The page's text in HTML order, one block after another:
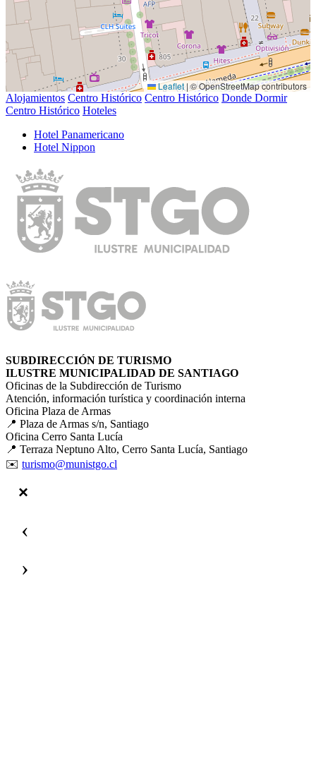
Leaflet |© OpenStreetMap contributors
Alojamientos Centro Histórico Centro Histórico Donde Dormir
Centro Histórico Hoteles
Hotel Panamericano
Hotel Nippon
SUBDIRECCIÓN DE TURISMO
ILUSTRE MUNICIPALIDAD DE SANTIAGO
Oficinas de la Subdirección de Turismo
Atención, información turística y coordinación interna
Oficina Plaza de Armas
📍 Plaza de Armas s/n, Santiago
Oficina Cerro Santa Lucía
📍 Terraza Neptuno Alto, Cerro Santa Lucía, Santiago
✉️ turismo@munistgo.cl
‹
›